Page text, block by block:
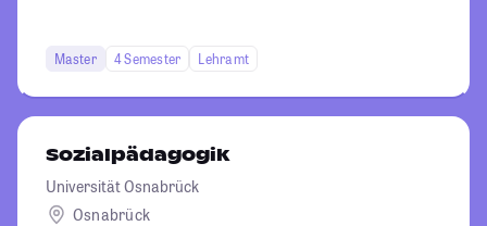
Master 4 Semester Lehramt
Sozialpädagogik
Universität Osnabrück
Osnabrück